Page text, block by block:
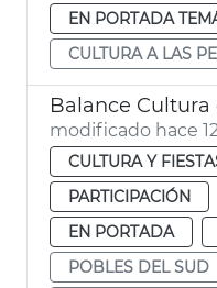
EN PORTADA
CULTURA A LAS
Balance Cultura
modificado hace
CULTURA Y
PARTICIPACIÓN
EN PORTADA
POBLES DEL SUD